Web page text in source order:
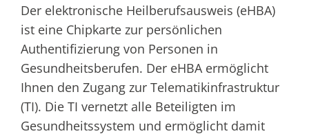
Der elektronische Heilberufsausweis (eHBA)
ist eine Chipkarte zur persönlichen
Authentifizierung von Personen in
Gesundheitsberufen. Der eHBA ermöglicht
Ihnen den Zugang zur Telematikinfrastruktur
(TI). Die TI vernetzt alle Beteiligten im
Gesundheitssystem und ermöglicht damit